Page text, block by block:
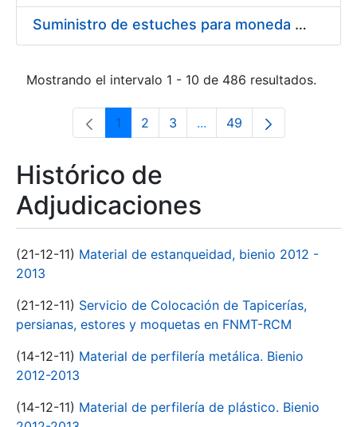
Suministro de estuches para moneda de 30 €
Mostrando el intervalo 1 - 10 de 486 resultados.
Página
1 Página
2 Página
3 ...Páginas intermedias Use
Página
49
Histórico de
Adjudicaciones
(21-12-11) Material de estanqueidad, bienio 2012 -
2013
(21-12-11) Servicio de Colocación de Tapicerías,
persianas, estores y moquetas en FNMT-RCM
(14-12-11) Material de perfilería metálica. Bienio
2012-2013
(14-12-11) Material de perfilería de plástico. Bienio